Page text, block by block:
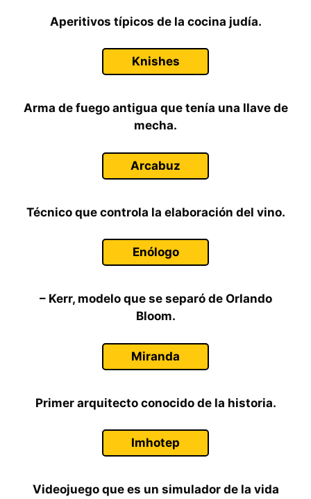
Aperitivos típicos de la cocina judía.
Knishes
Arma de fuego antigua que tenía una llave de
mecha.
Arcabuz
Técnico que controla la elaboración del vino.
Enólogo
– Kerr, modelo que se separó de Orlando
Bloom.
Miranda
Primer arquitecto conocido de la historia.
Imhotep
Videojuego que es un simulador de la vida